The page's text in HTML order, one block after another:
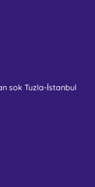
sok Tuzla-İstanbul